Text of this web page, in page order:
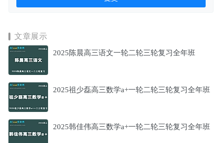
文章展示
2025陈晨高三语文一轮二轮三轮复习全年班
2025祖少磊高三数学a+一轮二轮三轮复习全年班
2025韩佳伟高三数学a+一轮二轮三轮复习全年班